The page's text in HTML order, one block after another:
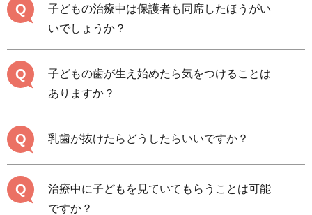
Q
子どもの治療中は保護者も同席したほうがい
いでしょうか？
Q
子どもの歯が生え始めたら気をつけることは
ありますか？
Q 乳歯が抜けたらどうしたらいいですか？
Q
治療中に子どもを見ていてもらうことは可能
ですか？